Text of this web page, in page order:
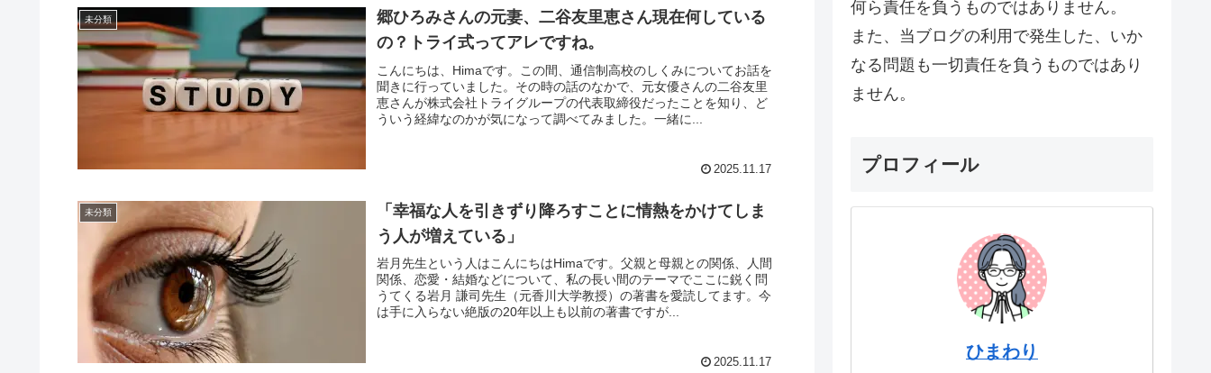
未分類
郷ひろみさんの元妻、二谷友里恵さん現在何している
の？トライ式ってアレですね。
こんにちは、Himaです。この間、通信制高校のしくみについてお話を
聞きに行っていました。その時の話のなかで、元女優さんの二谷友里
恵さんが株式会社トライグループの代表取締役だったことを知り、ど
ういう経緯なのかが気になって調べてみました。一緒に...
2025.11.17
未分類
「幸福な人を引きずり降ろすことに情熱をかけてしま
う人が増えている」
岩月先生という人はこんにちはHimaです。父親と母親との関係、人間
関係、恋愛・結婚などについて、私の長い間のテーマでここに鋭く問
うてくる岩月 謙司先生（元香川大学教授）の著書を愛読してます。今
は手に入らない絶版の20年以上も以前の著書ですが...
2025.11.17
何ら責任を負うものではありません。
また、当ブログの利用で発生した、いか
なる問題も一切責任を負うものではあり
ません。
プロフィール
ひまわり